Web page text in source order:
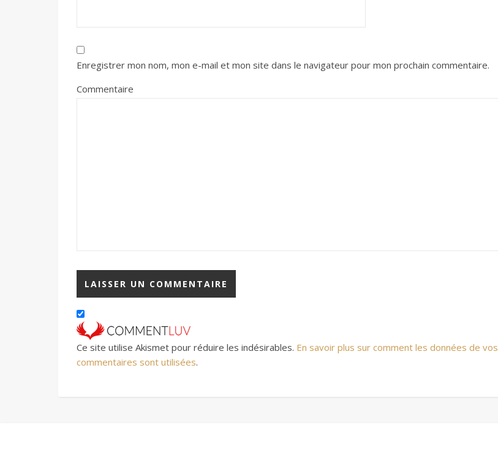
Enregistrer mon nom, mon e-mail et mon site dans le navigateur pour mon prochain commentaire.
Commentaire
Ce site utilise Akismet pour réduire les indésirables. En savoir plus sur comment les données de vos
commentaires sont utilisées.